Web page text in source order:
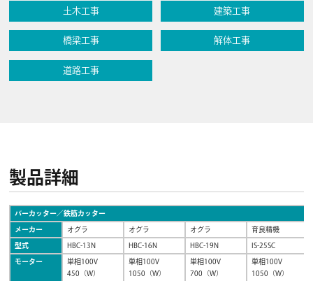
土木工事 建築工事
橋梁工事 解体工事
道路工事
製品詳細
バーカッター／鉄筋カッター
メーカー オグラ オグラ オグラ 育良精機
型式 HBC-13N HBC-16N HBC-19N IS-25SC
モーター
単相100V
450（W）
単相100V
1050（W）
単相100V
700（W）
単相100V
1050（W）